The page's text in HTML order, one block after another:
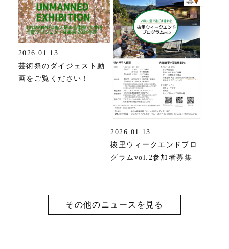
2026.01.13
芸術祭のダイジェスト動
画をご覧ください！
2026.01.13
抜里ウィークエンドプロ
グラムvol.2参加者募集
その他のニュースを見る